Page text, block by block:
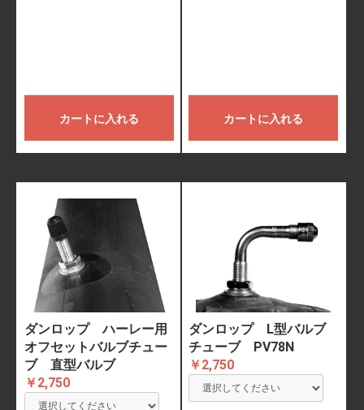
カートに入れる カートに入れる
ダンロップ ハーレー用
オフセットバルブチュー
ブ 直型バルブ
￥2,750
ダンロップ L型バルブ
チューブ PV78N
￥2,750